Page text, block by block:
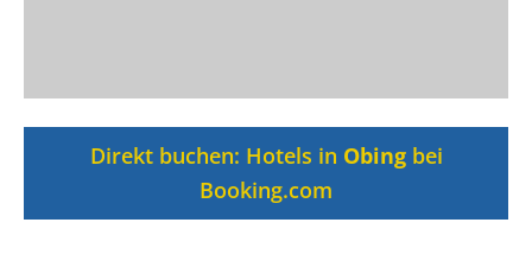
Direkt buchen: Hotels in Obingbei
Booking.com